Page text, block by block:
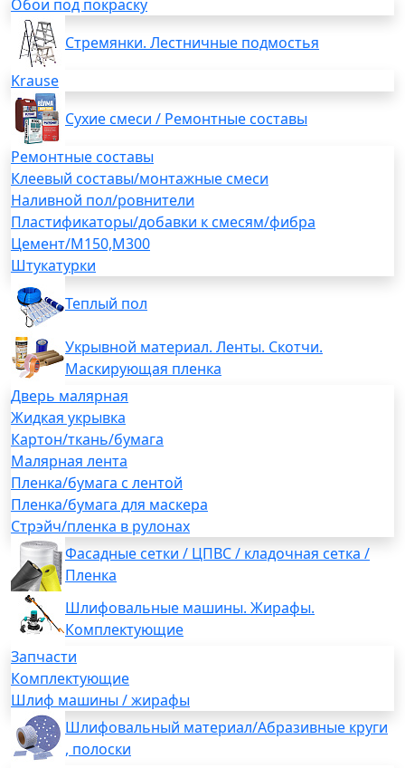
Обои под покраску
Стремянки. Лестничные подмостья
Krause
Сухие смеси / Ремонтные составы
Ремонтные составы
Клеевый составы/монтажные смеси
Наливной пол/ровнители
Пластификаторы/добавки к смесям/фибра
Цемент/М150,М300
Штукатурки
Теплый пол
Укрывной материал. Ленты. Скотчи.
Маскирующая пленка
Дверь малярная
Жидкая укрывка
Картон/ткань/бумага
Малярная лента
Пленка/бумага с лентой
Пленка/бумага для маскера
Стрэйч/пленка в рулонах
Фасадные сетки / ЦПВС / кладочная сетка /
Пленка
Шлифовальные машины. Жирафы.
Комплектующие
Запчасти
Комплектующие
Шлиф машины / жирафы
Шлифовальный материал/Абразивные круги
, полоски